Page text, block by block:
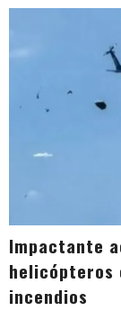
Impactante
helicópteros
incendios